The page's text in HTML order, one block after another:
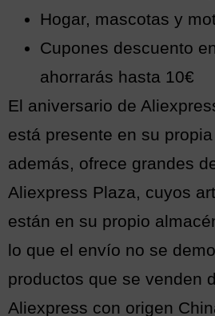
Hogar, mascotas y
Cupones descuento
ahorrarás hasta 10€
El aniversario de
está presente en su
además, ofrece grandes
Aliexpress Plaza, cuyos
están en su propio
lo que el envío no se
productos que se venden
Aliexpress con origen